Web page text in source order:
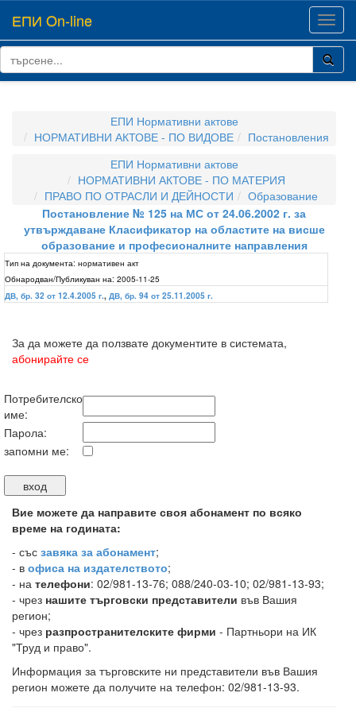
ЕПИ On-line
ЕПИ Нормативни актове
НОРМАТИВНИ АКТОВЕ - ПО ВИДОВЕ
Постановления
ЕПИ Нормативни актове
НОРМАТИВНИ АКТОВЕ - ПО МАТЕРИЯ
ПРАВО ПО ОТРАСЛИ И ДЕЙНОСТИ
Образование
Постановление № 125 на МС от 24.06.2002 г. за
утвърждаване Класификатор на областите на висше
образование и професионалните направления
Тип на документа: нормативен акт
Обнародван/Публикуван на: 2005-11-25
ДВ, бр. 32 от 12.4.2005 г., ДВ, бр. 94 от 25.11.2005 г.
За да можете да ползвате документите в системата,
абонирайте се
Потребителско
име:
Парола:
запомни ме:
Вие можете да направите своя абонамент по всяко
време на годината:
- със завяка за абонамент;
- в офиса на издателството;
- на телефони: 02/981-13-76; 088/240-03-10; 02/981-13-93;
- чрез нашите търговски представители във Вашия
регион;
- чрез разпространителските фирми - Партньори на ИК
"Труд и право".
Информация за търговските ни представители във Вашия
регион можете да получите на телефон: 02/981-13-93.